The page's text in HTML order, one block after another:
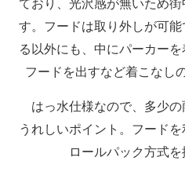
ており、光沢感が無いため
す。フードは取り外しが可
る以外にも、中にパーカー
フードを出すなど着こなし
はっ水仕様なので、多少の
うれしいポイント。フード
ロールパック方式を